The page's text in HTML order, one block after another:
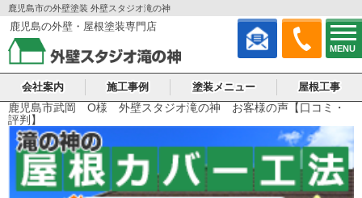
MENU
鹿児島市の外壁塗装 外壁スタジオ滝の神
鹿児島の外壁・屋根塗装専門店
会社案内 施工事例 塗装メニュー 屋根工事
鹿児島市武岡 O様 外壁スタジオ滝の神 お客様の声【口コミ・
評判】